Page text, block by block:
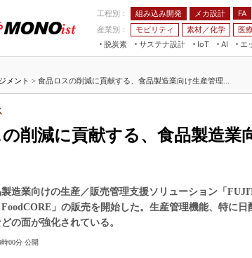
工程別： 組み込み開発 メカ設計 FA
産業別：
モビリティ 素材／化学 医
脱炭素
サステナ設計
IoT
つながる工場
AI
AI×設備保全
エ
JIMTOF
IIFES
TECHNO-FRONTIER
つながるク
VR／AR
フィール
組み込み
組み込み
FA
メント > 食品ロスの削減に貢献する、食品製造業向け生産管理...
削減に貢献する、食品製造業
造業向けの生産／販売管理支援ソリューション「
」の販売を開始した。生産管理機能、特に
の面が強化されている。
時00分 公開